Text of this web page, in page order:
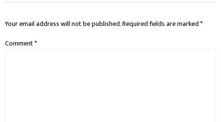
Your email address will not be published.Required fields are marked*
Comment*